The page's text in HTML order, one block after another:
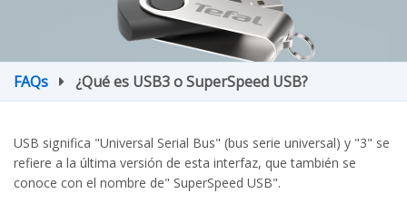
FAQs ¿Qué es USB3 o SuperSpeed USB?
USB significa "Universal Serial Bus" (bus serie universal) y "3" se
refiere a la última versión de esta interfaz, que también se
conoce con el nombre de" SuperSpeed ​​USB".